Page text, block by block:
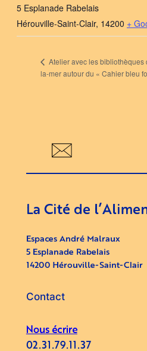
5 Esplanade Rabelais
Hérouville-Saint-Clair, 14200 +
Atelier avec les bibliothèques
la-mer autour du « Cahier bleu
La Cité de
Espaces André Malraux
5 Esplanade Rabelais
14200 Hérouville-Saint-Clair
Contact
Nous écrire
02.31.79.11.37